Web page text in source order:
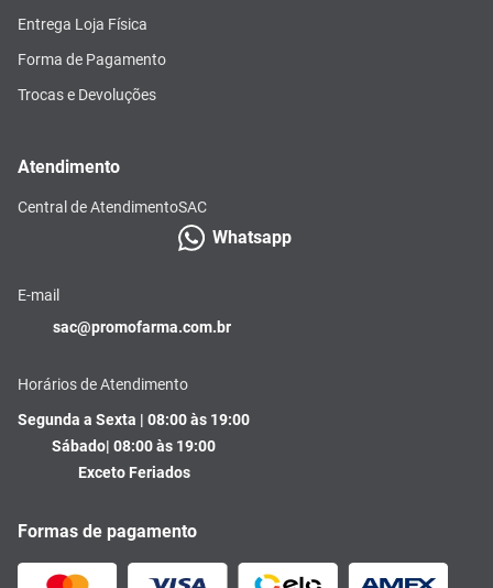
Entrega Loja Física
Forma de Pagamento
Trocas e Devoluções
Atendimento
Central de AtendimentoSAC
Whatsapp
E-mail
sac@promofarma.com.br
Horários de Atendimento
Segunda a Sexta | 08:00 às 19:00
Sábado| 08:00 às 19:00
Exceto Feriados
Formas de pagamento